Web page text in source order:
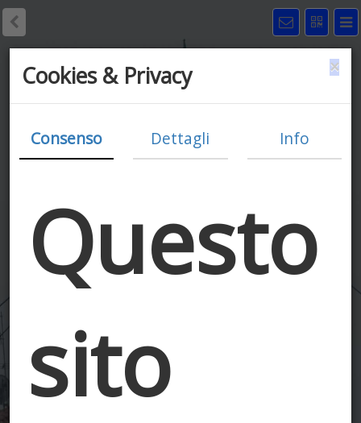
×
Cookies & Privacy
Consenso Dettagli Info
Questo
sito